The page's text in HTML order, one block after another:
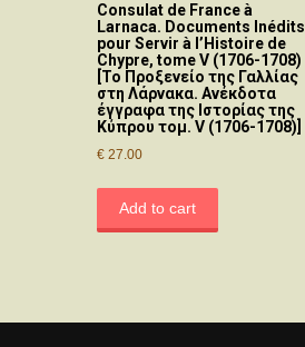
Consulat de France à
Larnaca. Documents Inédits
pour Servir à l’Histoire de
Chypre, tome V (1706-1708)
[Το Προξενείο της Γαλλίας
στη Λάρνακα. Ανέκδοτα
έγγραφα της Ιστορίας της
Κύπρου τομ. V (1706-1708)]
€ 27.00
Add to cart